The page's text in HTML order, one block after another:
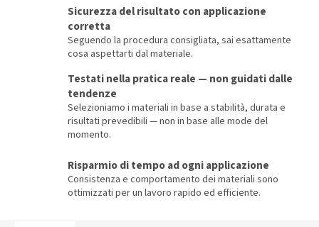
Sicurezza del risultato con applicazione
corretta
Seguendo la procedura consigliata, sai esattamente
cosa aspettarti dal materiale.
Testati nella pratica reale — non guidati dalle
tendenze
Selezioniamo i materiali in base a stabilità, durata e
risultati prevedibili — non in base alle mode del
momento.
Risparmio di tempo ad ogni applicazione
Consistenza e comportamento dei materiali sono
ottimizzati per un lavoro rapido ed efficiente.